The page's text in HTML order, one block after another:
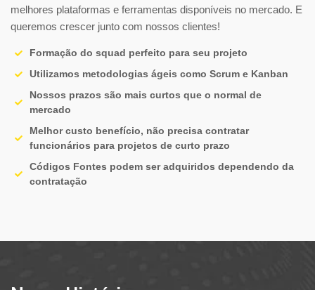
melhores plataformas e ferramentas disponíveis no mercado. E
queremos crescer junto com nossos clientes!
Formação do squad perfeito para seu projeto
Utilizamos metodologias ágeis como Scrum e Kanban
Nossos prazos são mais curtos que o normal de
mercado
Melhor custo benefício, não precisa contratar
funcionários para projetos de curto prazo
Códigos Fontes podem ser adquiridos dependendo da
contratação